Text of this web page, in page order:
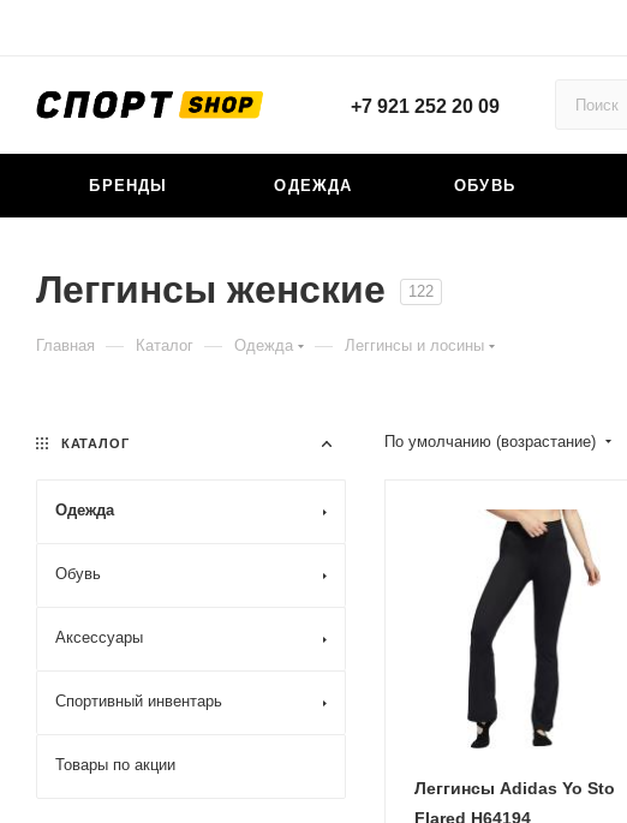
+7 921 252 20 09
БРЕНДЫ ОДЕЖДА ОБУВЬ
Леггинсы женские 122
Главная — Каталог — Одежда — Леггинсы и лосины
По умолчанию (возрастание)
Леггинсы Adidas Yo Sto
Flared H64194
КАТАЛОГ
Одежда
Обувь
Аксессуары
Спортивный инвентарь
Товары по акции